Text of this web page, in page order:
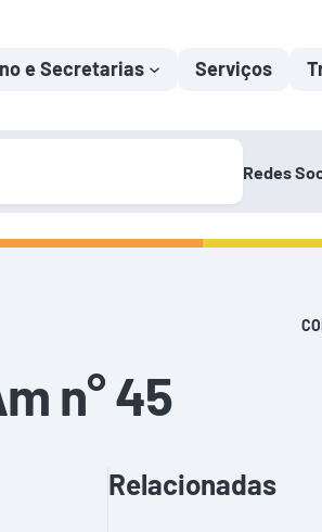
e Secretarias Serviços
Redes
n° 45
Relacionadas